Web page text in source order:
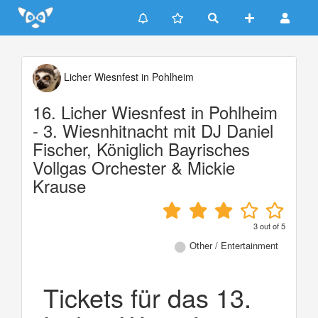
Update cookies preferences
Licher Wiesnfest in Pohlheim
16. Licher Wiesnfest in Pohlheim
- 3. Wiesnhitnacht mit DJ Daniel
Fischer, Königlich Bayrisches
Vollgas Orchester & Mickie
Krause
3out of5
Other / Entertainment
Tickets für das 13.